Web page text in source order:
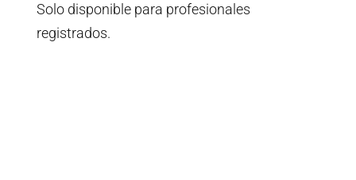
Solo disponible para profesionales
registrados.